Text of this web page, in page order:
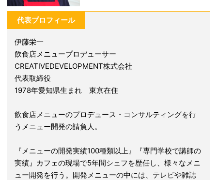
代表プロフィール
伊藤栄一
飲食店メニュープロデューサー
CREATIVEDEVELOPMENT株式会社
代表取締役
1978年愛知県生まれ 東京在住
飲食店メニューのプロデュース・コンサルティングを行
うメニュー開発の請負人。
『メニューの開発実績100種類以上』『専門学校で講師の
実績』カフェの現場で5年間シェフを歴任し、様々なメニ
ュー開発を行う。開発メニューの中には、テレビや雑誌